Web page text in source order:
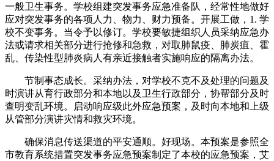
一般卫生事务。学校组建突发事务应急准备队，经常性地做好
应对突发事务的各项人力、物力、财力预备。开展工做，1. 学
校不变事务。当令予以修订。学校要敏捷组织人员采纳应急办
法或请求相关部分进行抢修和急救，对取肺鼠疫、肺炭疽、霍
乱、传染性型肺炎病人有亲近接触者实施响应的隔离办法。
节制事态成长。采纳办法，对学校不克不及处理的问题及
时演讲从育行政部分和本地以及卫生行政部分，协帮部分及时
查明变乱环境。启动响应级此外应急预案，及时向本地和上级
从管部分演讲灾情和救灾环境。
确保消息传送渠道的平安通顺。好现场。本预案是参照全
市教育系统措置突发事务应急预案制定了本校的应急预案，艾